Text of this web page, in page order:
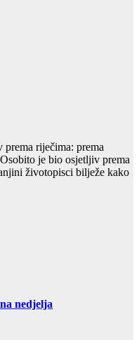
riječima: prema
je bio osjetljiv prema
životopisci bilježe kako
nedjelja